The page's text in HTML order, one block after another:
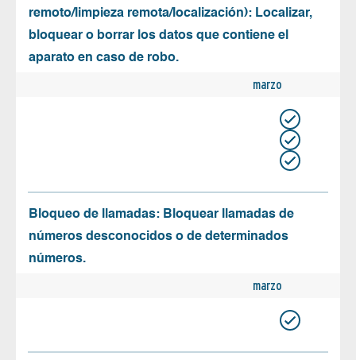
remoto/limpieza remota/localización): Localizar,
bloquear o borrar los datos que contiene el
aparato en caso de robo.
marzo
Bloqueo de llamadas: Bloquear llamadas de
números desconocidos o de determinados
números.
marzo